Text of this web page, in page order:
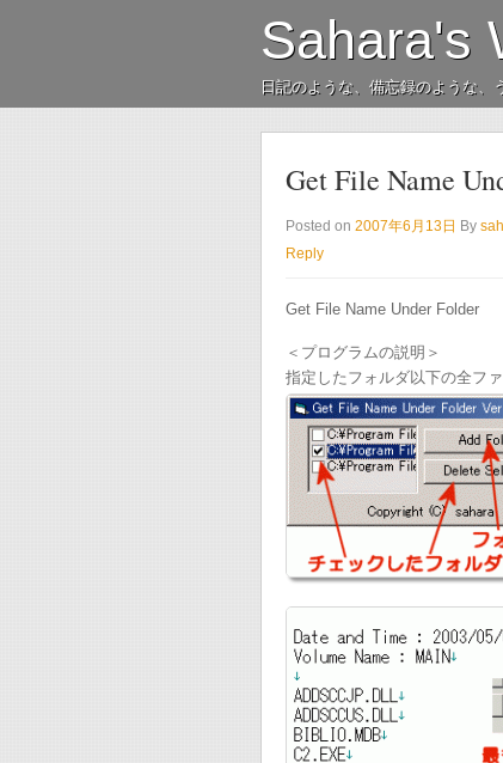
Sahara's
日記のような、備忘録のような、
Get File Name
Posted on 2007年6月13日 By
Reply
Get File Name Under Folder
＜プログラムの説明＞
指定したフォルダ以下の全フ